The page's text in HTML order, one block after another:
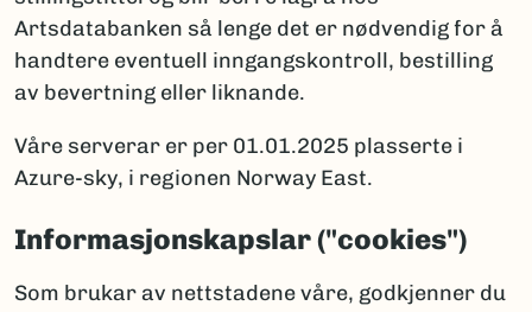
Artsdatabanken så lenge det er nødvendig for å
handtere eventuell inngangskontroll, bestilling
av bevertning eller liknande.
Våre serverar er per 01.01.2025 plasserte i
Azure-sky, i regionen Norway East.
Informasjonskapslar ("cookies")
Som brukar av nettstadene våre, godkjenner du